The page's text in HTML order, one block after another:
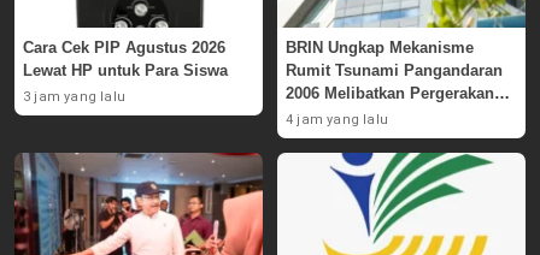
Cara Cek PIP Agustus 2026
Lewat HP untuk Para Siswa
3 jam yang lalu
BRIN Ungkap Mekanisme
Rumit Tsunami Pangandaran
2006 Melibatkan Pergerakan
Massa Bawah Laut
4 jam yang lalu